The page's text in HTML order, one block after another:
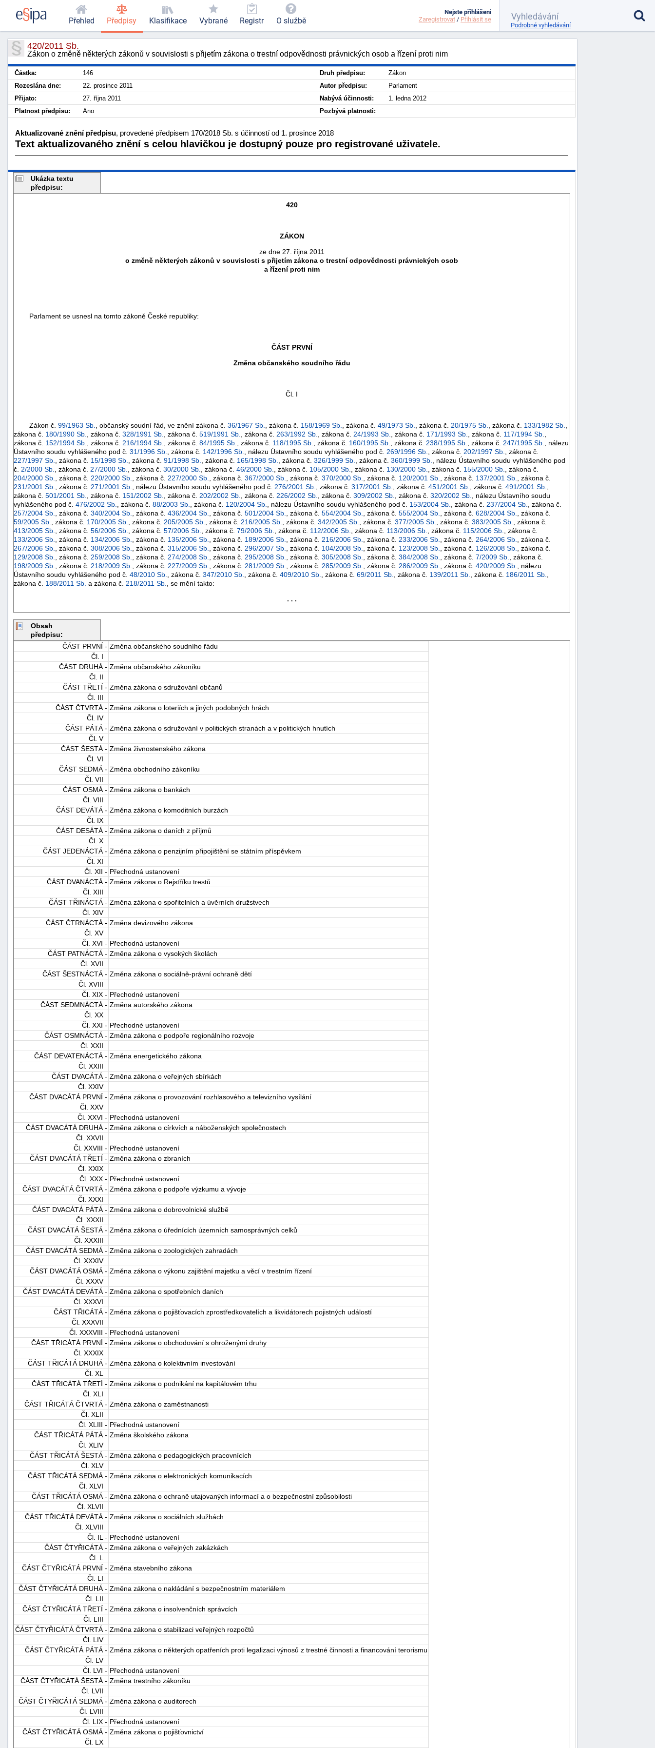
420/2011 Sb.
Zákon o změně některých zákonů v souvislosti s přijetím zákona o trestní odpovědnosti právnických osob a řízení proti nim
Částka: 146 Druh předpisu:
Zákon
Rozeslána dne:
22. prosince 2011 Autor předpisu:
Parlament
Přijato:
27. října 2011 Nabývá účinnosti:
1. ledna 2012
Platnost předpisu:
Ano Pozbývá platnosti:
Aktualizované znění předpisu, provedené předpisem 170/2018 Sb. s účinností od 1. prosince 2018
Text aktualizovaného znění s celou hlavičkou je dostupný pouze pro registrované uživatele.
Ukázka textu
předpisu:
420
ZÁKON
ze dne 27. října 2011
o změně některých zákonů v souvislosti s přijetím zákona o trestní odpovědnosti právnických osob
a řízení proti nim
Parlament se usnesl na tomto zákoně České republiky:
ČÁST PRVNÍ
Změna občanského soudního řádu
Čl. I
Zákon č. 99/1963 Sb. , občanský soudní řád, ve znění zákona č. 36/1967 Sb. , zákona č. 158/1969 Sb. , zákona č. 49/1973 Sb. , zákona č. 20/1975 Sb. , zákona č. 133/1982 Sb.
zákona č. 180/1990 Sb. , zákona č. 328/1991 Sb. , zákona č. 519/1991 Sb. , zákona č. 263/1992 Sb. , zákona č. 24/1993 Sb. , zákona č. 171/1993 Sb. , zákona č. 117/1994 Sb.
zákona č. 152/1994 Sb. , zákona č. 216/1994 Sb. , zákona č. 84/1995 Sb. , zákona č. 118/1995 Sb. , zákona č. 160/1995 Sb. , zákona č. 238/1995 Sb. , zákona č. 247/1995 Sb.
, nálezu
Ústavního soudu vyhlášeného pod č. 31/1996 Sb. , zákona č. 142/1996 Sb. , nálezu Ústavního soudu vyhlášeného pod č. 269/1996 Sb. , zákona č. 202/1997 Sb.
, zákona č.
227/1997 Sb.
, zákona č. 15/1998 Sb. , zákona č. 91/1998 Sb. , zákona č. 165/1998 Sb. , zákona č. 326/1999 Sb. , zákona č. 360/1999 Sb.
, nálezu Ústavního soudu vyhlášeného pod
č. 2/2000 Sb. , zákona č. 27/2000 Sb. , zákona č. 30/2000 Sb. , zákona č. 46/2000 Sb. , zákona č. 105/2000 Sb. , zákona č. 130/2000 Sb. , zákona č. 155/2000 Sb.
, zákona č.
204/2000 Sb.
, zákona č. 220/2000 Sb. , zákona č. 227/2000 Sb. , zákona č. 367/2000 Sb. , zákona č. 370/2000 Sb. , zákona č. 120/2001 Sb. , zákona č. 137/2001 Sb.
, zákona č.
231/2001 Sb.
, zákona č. 271/2001 Sb. , nálezu Ústavního soudu vyhlášeného pod č. 276/2001 Sb. , zákona č. 317/2001 Sb. , zákona č. 451/2001 Sb. , zákona č. 491/2001 Sb.
zákona č. 501/2001 Sb. , zákona č. 151/2002 Sb. , zákona č. 202/2002 Sb. , zákona č. 226/2002 Sb. , zákona č. 309/2002 Sb. , zákona č. 320/2002 Sb.
, nálezu Ústavního soudu
vyhlášeného pod č. 476/2002 Sb. , zákona č. 88/2003 Sb. , zákona č. 120/2004 Sb. , nálezu Ústavního soudu vyhlášeného pod č. 153/2004 Sb. , zákona č. 237/2004 Sb.
, zákona č.
257/2004 Sb.
, zákona č. 340/2004 Sb. , zákona č. 436/2004 Sb. , zákona č. 501/2004 Sb. , zákona č. 554/2004 Sb. , zákona č. 555/2004 Sb. , zákona č. 628/2004 Sb.
, zákona č.
59/2005 Sb.
, zákona č. 170/2005 Sb. , zákona č. 205/2005 Sb. , zákona č. 216/2005 Sb. , zákona č. 342/2005 Sb. , zákona č. 377/2005 Sb. , zákona č. 383/2005 Sb.
, zákona č.
413/2005 Sb.
, zákona č. 56/2006 Sb. , zákona č. 57/2006 Sb. , zákona č. 79/2006 Sb. , zákona č. 112/2006 Sb. , zákona č. 113/2006 Sb. , zákona č. 115/2006 Sb.
, zákona č.
133/2006 Sb.
, zákona č. 134/2006 Sb. , zákona č. 135/2006 Sb. , zákona č. 189/2006 Sb. , zákona č. 216/2006 Sb. , zákona č. 233/2006 Sb. , zákona č. 264/2006 Sb.
, zákona č.
267/2006 Sb.
, zákona č. 308/2006 Sb. , zákona č. 315/2006 Sb. , zákona č. 296/2007 Sb. , zákona č. 104/2008 Sb. , zákona č. 123/2008 Sb. , zákona č. 126/2008 Sb.
, zákona č.
129/2008 Sb.
, zákona č. 259/2008 Sb. , zákona č. 274/2008 Sb. , zákona č. 295/2008 Sb. , zákona č. 305/2008 Sb. , zákona č. 384/2008 Sb. , zákona č. 7/2009 Sb.
, zákona č.
198/2009 Sb.
, zákona č. 218/2009 Sb. , zákona č. 227/2009 Sb. , zákona č. 281/2009 Sb. , zákona č. 285/2009 Sb. , zákona č. 286/2009 Sb. , zákona č. 420/2009 Sb.
, nálezu
Ústavního soudu vyhlášeného pod č. 48/2010 Sb. , zákona č. 347/2010 Sb. , zákona č. 409/2010 Sb. , zákona č. 69/2011 Sb. , zákona č. 139/2011 Sb. , zákona č. 186/2011 Sb.
zákona č. 188/2011 Sb. a zákona č. 218/2011 Sb.
, se mění takto:
. . .
Obsah
předpisu:
ČÁST PRVNÍ - Změna občanského soudního řádu
Čl. I
ČÁST DRUHÁ - Změna občanského zákoníku
Čl. II
ČÁST TŘETÍ - Změna zákona o sdružování občanů
Čl. III
ČÁST ČTVRTÁ - Změna zákona o loteriích a jiných podobných hrách
Čl. IV
ČÁST PÁTÁ - Změna zákona o sdružování v politických stranách a v politických hnutích
Čl. V
ČÁST ŠESTÁ - Změna živnostenského zákona
Čl. VI
ČÁST SEDMÁ - Změna obchodního zákoníku
Čl. VII
ČÁST OSMÁ - Změna zákona o bankách
Čl. VIII
ČÁST DEVÁTÁ - Změna zákona o komoditních burzách
Čl. IX
ČÁST DESÁTÁ - Změna zákona o daních z příjmů
Čl. X
ČÁST JEDENÁCTÁ - Změna zákona o penzijním připojištění se státním příspěvkem
Čl. XI
Čl. XII - Přechodná ustanovení
ČÁST DVANÁCTÁ - Změna zákona o Rejstříku trestů
Čl. XIII
ČÁST TŘINÁCTÁ - Změna zákona o spořitelních a úvěrních družstvech
Čl. XIV
ČÁST ČTRNÁCTÁ - Změna devizového zákona
Čl. XV
Čl. XVI - Přechodná ustanovení
ČÁST PATNÁCTÁ - Změna zákona o vysokých školách
Čl. XVII
ČÁST ŠESTNÁCTÁ - Změna zákona o sociálně-právní ochraně dětí
Čl. XVIII
Čl. XIX - Přechodné ustanovení
ČÁST SEDMNÁCTÁ - Změna autorského zákona
Čl. XX
Čl. XXI - Přechodné ustanovení
ČÁST OSMNÁCTÁ - Změna zákona o podpoře regionálního rozvoje
Čl. XXII
ČÁST DEVATENÁCTÁ - Změna energetického zákona
Čl. XXIII
ČÁST DVACÁTÁ - Změna zákona o veřejných sbírkách
Čl. XXIV
ČÁST DVACÁTÁ PRVNÍ - Změna zákona o provozování rozhlasového a televizního vysílání
Čl. XXV
Čl. XXVI - Přechodná ustanovení
ČÁST DVACÁTÁ DRUHÁ - Změna zákona o církvích a náboženských společnostech
Čl. XXVII
Čl. XXVIII - Přechodné ustanovení
ČÁST DVACÁTÁ TŘETÍ - Změna zákona o zbraních
Čl. XXIX
Čl. XXX - Přechodné ustanovení
ČÁST DVACÁTÁ ČTVRTÁ - Změna zákona o podpoře výzkumu a vývoje
Čl. XXXI
ČÁST DVACÁTÁ PÁTÁ - Změna zákona o dobrovolnické službě
Čl. XXXII
ČÁST DVACÁTÁ ŠESTÁ - Změna zákona o úřednících územních samosprávných celků
Čl. XXXIII
ČÁST DVACÁTÁ SEDMÁ - Změna zákona o zoologických zahradách
Čl. XXXIV
ČÁST DVACÁTÁ OSMÁ - Změna zákona o výkonu zajištění majetku a věcí v trestním řízení
Čl. XXXV
ČÁST DVACÁTÁ DEVÁTÁ - Změna zákona o spotřebních daních
Čl. XXXVI
ČÁST TŘICÁTÁ - Změna zákona o pojišťovacích zprostředkovatelích a likvidátorech pojistných událostí
Čl. XXXVII
Čl. XXXVIII - Přechodná ustanovení
ČÁST TŘICÁTÁ PRVNÍ - Změna zákona o obchodování s ohroženými druhy
Čl. XXXIX
ČÁST TŘICÁTÁ DRUHÁ - Změna zákona o kolektivním investování
Čl. XL
ČÁST TŘICÁTÁ TŘETÍ - Změna zákona o podnikání na kapitálovém trhu
Čl. XLI
ČÁST TŘICÁTÁ ČTVRTÁ - Změna zákona o zaměstnanosti
Čl. XLII
Čl. XLIII - Přechodná ustanovení
ČÁST TŘICÁTÁ PÁTÁ - Změna školského zákona
Čl. XLIV
ČÁST TŘICÁTÁ ŠESTÁ - Změna zákona o pedagogických pracovnících
Čl. XLV
ČÁST TŘICÁTÁ SEDMÁ - Změna zákona o elektronických komunikacích
Čl. XLVI
ČÁST TŘICÁTÁ OSMÁ - Změna zákona o ochraně utajovaných informací a o bezpečnostní způsobilosti
Čl. XLVII
ČÁST TŘICÁTÁ DEVÁTÁ - Změna zákona o sociálních službách
Čl. XLVIII
Čl. IL - Přechodné ustanovení
ČÁST ČTYŘICÁTÁ - Změna zákona o veřejných zakázkách
Čl. L
ČÁST ČTYŘICÁTÁ PRVNÍ - Změna stavebního zákona
Čl. LI
ČÁST ČTYŘICÁTÁ DRUHÁ - Změna zákona o nakládání s bezpečnostním materiálem
Čl. LII
ČÁST ČTYŘICÁTÁ TŘETÍ - Změna zákona o insolvenčních správcích
Čl. LIII
ČÁST ČTYŘICÁTÁ ČTVRTÁ - Změna zákona o stabilizaci veřejných rozpočtů
Čl. LIV
ČÁST ČTYŘICÁTÁ PÁTÁ - Změna zákona o některých opatřeních proti legalizaci výnosů z trestné činnosti a financování terorismu
Čl. LV
Čl. LVI - Přechodná ustanovení
ČÁST ČTYŘICÁTÁ ŠESTÁ - Změna trestního zákoníku
Čl. LVII
ČÁST ČTYŘICÁTÁ SEDMÁ - Změna zákona o auditorech
Čl. LVIII
Čl. LIX - Přechodná ustanovení
ČÁST ČTYŘICÁTÁ OSMÁ - Změna zákona o pojišťovnictví
Čl. LX
Přehled Předpisy Klasifikace Vybrané Registr O službě
Nejste přihlášeni
Zaregistrovat / Přihlásit se
Podrobné vyhledávání